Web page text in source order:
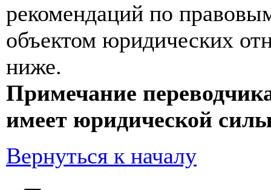
рекомендаций по
объектом юридических
ниже.
Примечание
имеет юридической
Вернуться к началу